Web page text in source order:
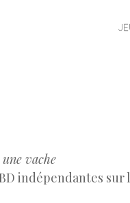
vache
indépendantes sur